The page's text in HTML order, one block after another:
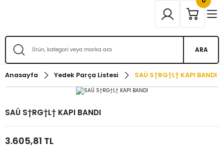
ARA
Anasayfa Yedek Parça Listesi SAÚ S†RG†L† KAPI BANDI
SAÚ S†RG†L† KAPI BANDI
3.605,81 TL